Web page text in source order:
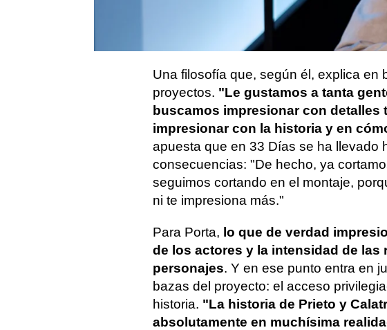
pequeño. En cambio, la elegancia
gente", afirma el creador de 33 Días,
ver ya en atresplayer.
Una filosofía que, según él, explica en
proyectos. "Le gustamos a tanta
buscamos impresionar con
impresionar con la historia y en
apuesta que en 33 Días se ha llevado
consecuencias: "De hecho, ya
seguimos cortando en el montaje,
ni te impresiona más."
Para Porta, lo que de verdad
de los actores y la intensidad de las
personajes. Y en ese punto entra en
bazas del proyecto: el acceso
historia. "La historia de Prieto y
absolutamente en muchísima